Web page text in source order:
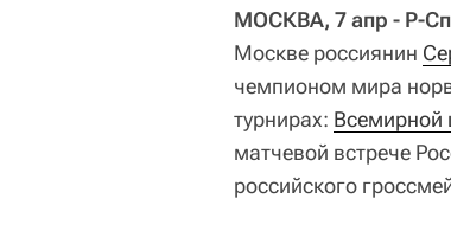
МОСКВА, 7 апр - Р-
Москве россиянин
чемпионом мира
турнирах: Всемирной
матчевой встрече
российского